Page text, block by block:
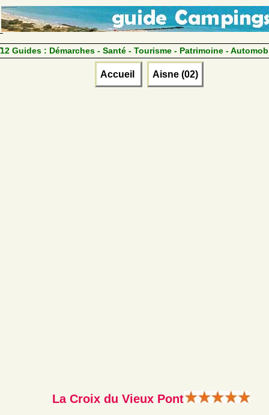
12 Guides : Démarches - Santé - Tourisme - Patrimoine -
Accueil Aisne (02)
La Croix du Vieux Pont